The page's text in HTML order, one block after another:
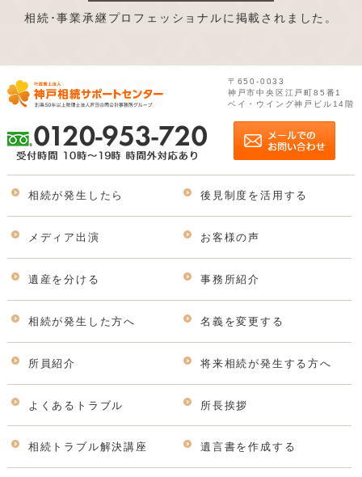
相続･事業承継プロフェッショナルに掲載されました。
〒650-0033
神戸市中央区江戸町85番1
ベイ・ウイング神戸ビル14階
相続が発生したら 後見制度を活用する
メディア出演 お客様の声
遺産を分ける 事務所紹介
相続が発生した方へ 名義を変更する
所員紹介 将来相続が発生する方へ
よくあるトラブル 所長挨拶
相続トラブル解決講座 遺言書を作成する